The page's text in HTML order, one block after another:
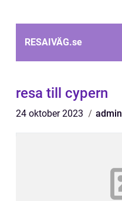
RESAIVÄG.se
resa till cypern
24 oktober 2023 admin